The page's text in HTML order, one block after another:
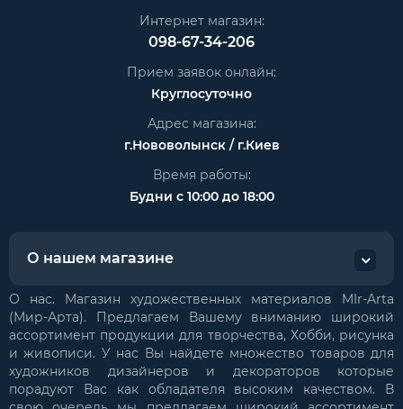
Интернет магазин:
098-67-34-206
Прием заявок онлайн:
Круглосуточно
Адрес магазина:
г.Нововолынск / г.Киев
Время работы:
Будни с 10:00 до 18:00
О нашем магазине
О нас. Магазин художественных материалов MIr-Arta
(Мир-Арта). Предлагаем Вашему вниманию широкий
ассортимент продукции для творчества, Хобби, рисунка
и живописи. У нас Вы найдете множество товаров для
художников дизайнеров и декораторов которые
порадуют Вас как обладателя высоким качеством. В